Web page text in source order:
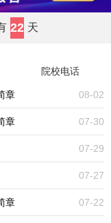
22 天
院校电话
08-02
章
07-30
章
07-29
07-27
07-22
章